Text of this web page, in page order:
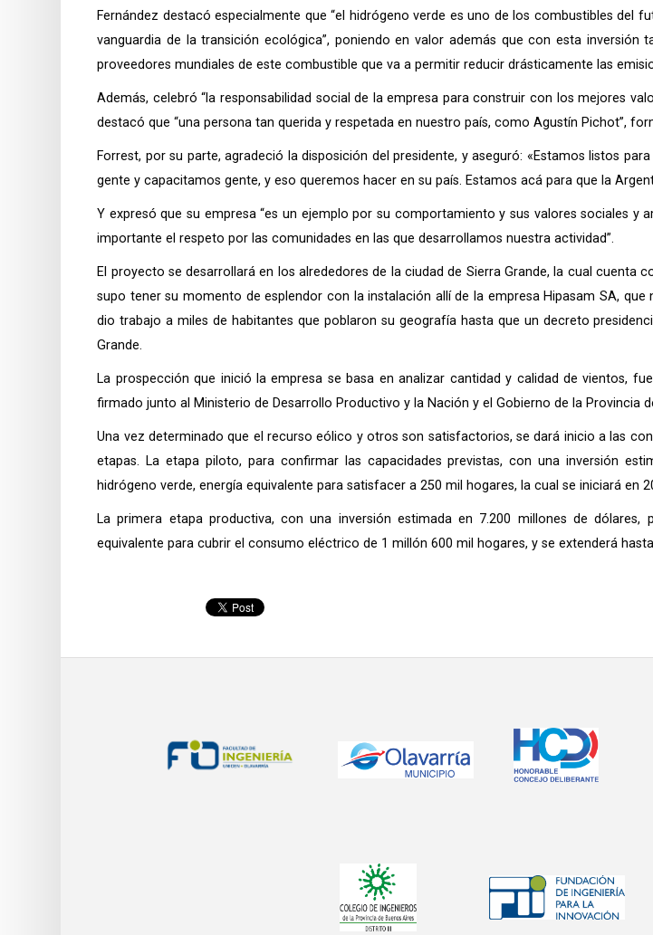
Fernández destacó especialmente que “el hidrógeno verde es uno de los combustibles del
vanguardia de la transición ecológica”, poniendo en valor además que con esta
proveedores mundiales de este combustible que va a permitir reducir drásticamente las
Además, celebró “la responsabilidad social de la empresa para construir con los mejores
destacó que “una persona tan querida y respetada en nuestro país, como Agustín Pichot”,
Forrest, por su parte, agradeció la disposición del presidente, y aseguró: «Estamos listos
gente y capacitamos gente, y eso queremos hacer en su país. Estamos acá para que la
Y expresó que su empresa “es un ejemplo por su comportamiento y sus valores sociales
importante el respeto por las comunidades en las que desarrollamos nuestra actividad”.
El proyecto se desarrollará en los alrededores de la ciudad de Sierra Grande, la cual
supo tener su momento de esplendor con la instalación allí de la empresa Hipasam SA,
dio trabajo a miles de habitantes que poblaron su geografía hasta que un decreto
Grande.
La prospección que inició la empresa se basa en analizar cantidad y calidad de vientos,
firmado junto al Ministerio de Desarrollo Productivo y la Nación y el Gobierno de la Provincia
Una vez determinado que el recurso eólico y otros son satisfactorios, se dará inicio a las
etapas. La etapa piloto, para confirmar las capacidades previstas, con una inversión
hidrógeno verde, energía equivalente para satisfacer a 250 mil hogares, la cual se iniciará en
La primera etapa productiva, con una inversión estimada en 7.200 millones de
equivalente para cubrir el consumo eléctrico de 1 millón 600 mil hogares, y se extenderá